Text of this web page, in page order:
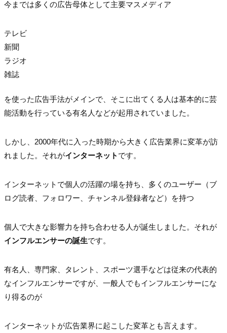
今までは多くの広告母体として主要マスメディア
テレビ
新聞
ラジオ
雑誌
を使った広告手法がメインで、そこに出てくる人は基本的に芸
能活動を行っている有名人などが起用されていました。
しかし、2000年代に入った時期から大きく広告業界に変革が訪
れました。それがインターネット です。
インターネットで個人の活躍の場を持ち、多くのユーザー（ブ
ログ読者、フォロワー、チャンネル登録者など）を持つ
個人で大きな影響力を持ち合わせる人が誕生しました。それが
インフルエンサーの誕生です。
有名人、専門家、タレント、スポーツ選手などは従来の代表的
なインフルエンサーですが、一般人でもインフルエンサーにな
り得るのが
インターネットが広告業界に起こした変革とも言えます。